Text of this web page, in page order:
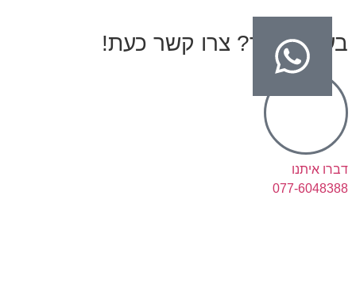
בעיות בגיר? צרו קשר כעת!
דברו איתנו
077-6048388